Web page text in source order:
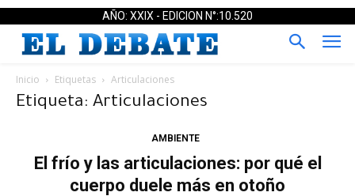
AÑO: XXIX - EDICION N°:10.520
Inicio Etiquetas Articulaciones
Etiqueta: Articulaciones
AMBIENTE
El frío y las articulaciones: por qué el
cuerpo duele más en otoño